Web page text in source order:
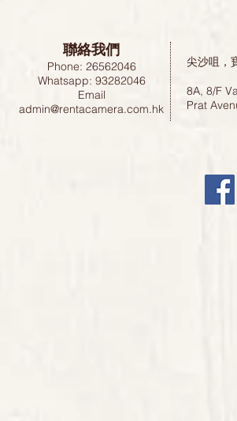
聯絡我們
Phone: 26562046
Whatsapp: 93282046
Email
admin@rentacamera.com.hk
尖沙咀，
8A, 8/F
Prat